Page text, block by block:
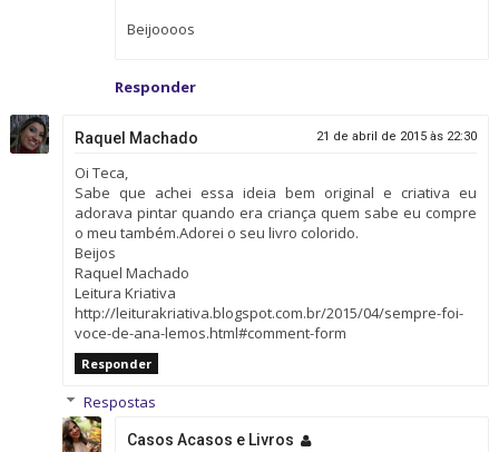
Beijoooos
Responder
Raquel Machado 21 de abril de 2015 às 22:30
Oi Teca,
Sabe que achei essa ideia bem original e criativa eu
adorava pintar quando era criança quem sabe eu compre
o meu também.Adorei o seu livro colorido.
Beijos
Raquel Machado
Leitura Kriativa
http://leiturakriativa.blogspot.com.br/2015/04/sempre-foi-
voce-de-ana-lemos.html#comment-form
Responder
Respostas
Casos Acasos e Livros